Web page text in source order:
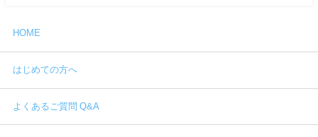
HOME
はじめての方へ
よくあるご質問 Q&A